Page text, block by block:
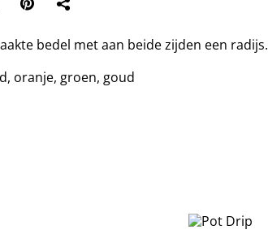
bedel met aan beide zijden een radijs.
oranje, groen, goud